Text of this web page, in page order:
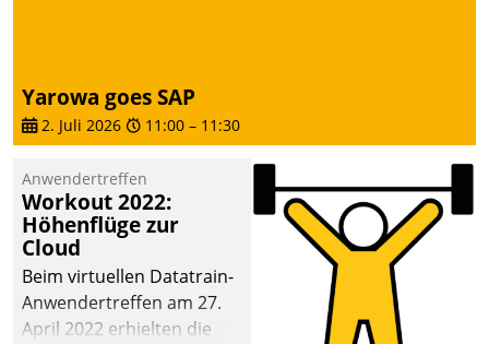
Yarowa goes SAP
2. Juli 2026 11:00 – 11:30
Anwendertreffen
Workout 2022:
Höhenflüge zur
Cloud
Beim virtuellen Datatrain-
Anwendertreffen am 27.
April 2022 erhielten die